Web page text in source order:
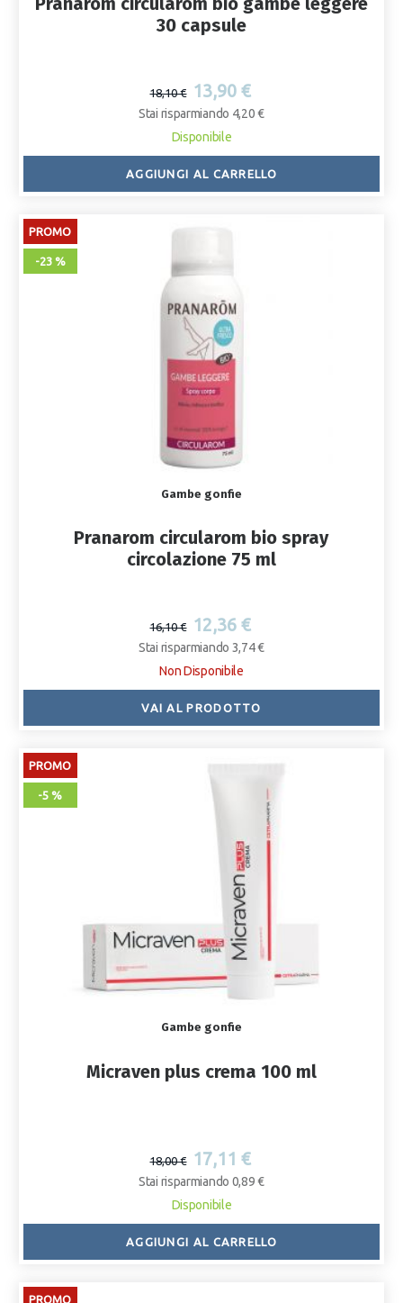
30 capsule
18,10 € 13,90 €
Stai risparmiando 4,20 €
Disponibile
AGGIUNGI AL CARRELLO
PROMO
-23 %
Gambe gonfie
Pranarom circularom bio spray
circolazione 75 ml
16,10 € 12,36 €
Stai risparmiando 3,74 €
Non Disponibile
VAI AL PRODOTTO
PROMO
-5 %
Gambe gonfie
Micraven plus crema 100 ml
18,00 € 17,11 €
Stai risparmiando 0,89 €
Disponibile
AGGIUNGI AL CARRELLO
PROMO